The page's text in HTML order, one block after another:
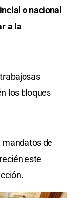
o nacional
a la
los bloques
mandatos de
este